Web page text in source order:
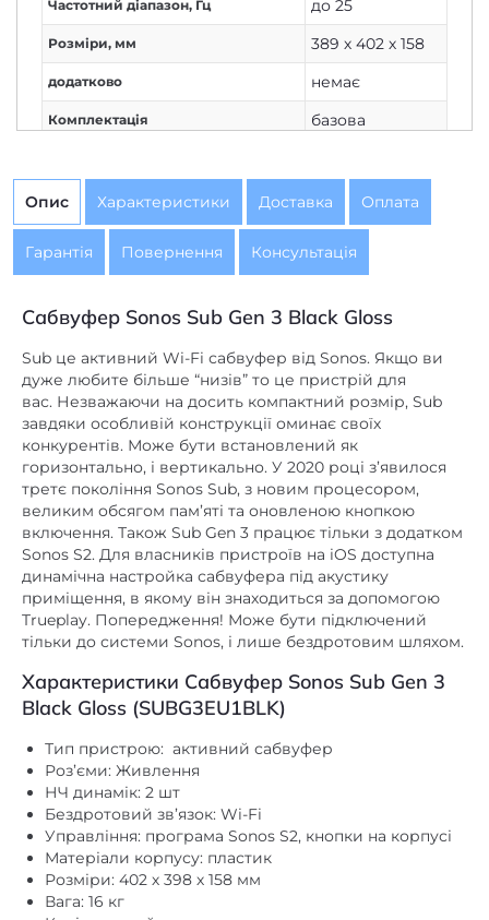
Розміри, мм 389 х 402 х 158
додатково немає
Комплектація базова
Живлення від мережі
Кількість каналів 1
бездротове
дротове
Потужність сабвуфера, Вт 280
AirPlay є
Bluetooth немає
DLNA немає
Ethernet
Ethernet 10 /
100Mb
mini Jack 3,5 mm немає
NFC немає
TWS (бездротове стерео) немає
USB роз'єм
Wi-Fi 802.11 b/g/n
Автономність, год. (ємність
акумулятора, мАг)
Вбудований FM-приймач
Вбудований аудіоплеєр
Гарантія
Sub це активний Wi-Fi сабвуфер від Sonos. Якщо ви
дуже любите більше “низів” то це пристрій для
вас. Незважаючи на досить компактний розмір, Sub
завдяки особливій конструкції оминає своїх
конкурентів. Може бути встановлений як
горизонтально, і вертикально. У 2020 році з’явилося
третє покоління Sonos Sub, з новим процесором,
великим обсягом пам’яті та оновленою кнопкою
включення. Також Sub Gen 3 працює тільки з додатком
Sonos S2. Для власників пристроїв на iOS доступна
динамічна настройка сабвуфера під акустику
приміщення, в якому він знаходиться за допомогою
Trueplay. Попередження! Може бути підключений
тільки до системи Sonos, і лише бездротовим шляхом.
Характеристики Сабвуфер Sonos Sub Gen 3
Black Gloss (SUBG3EU1BLK)
Тип пристрою: активний сабвуфер
НЧ динамік: 2 шт
Бездротовий зв’язок: Wi-Fi
Управління: програма Sonos S2, кнопки на корпусі
Матеріали корпусу: пластик
Розміри: 402 х 398 х 158 мм
Вага: 16 кг
Колір чорний